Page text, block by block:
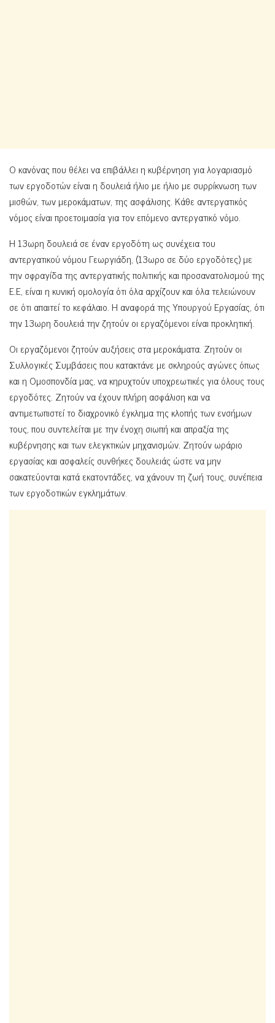
Ο κανόνας που θέλει να επιβάλλει η κυβέρνηση για λογαριασμό
των εργοδοτών είναι η δουλειά ήλιο με ήλιο με συρρίκνωση των
μισθών, των μεροκάματων, της ασφάλισης. Κάθε αντεργατικός
νόμος είναι προετοιμασία για τον επόμενο αντεργατικό νόμο.
Η 13ωρη δουλειά σε έναν εργοδότη ως συνέχεια του
αντεργατικού νόμου Γεωργιάδη, (13ωρο σε δύο εργοδότες) με
την σφραγίδα της αντεργατικής πολιτικής και προσανατολισμού της
Ε.Ε, είναι η κυνική ομολογία ότι όλα αρχίζουν και όλα τελειώνουν
σε ότι απαιτεί το κεφάλαιο. Η αναφορά της Υπουργού Εργασίας, ότι
την 13ωρη δουλειά την ζητούν οι εργαζόμενοι είναι προκλητική.
Οι εργαζόμενοι ζητούν αυξήσεις στα μεροκάματα. Ζητούν οι
Συλλογικές Συμβάσεις που κατακτάνε με σκληρούς αγώνες όπως
και η Ομοσπονδία μας, να κηρυχτούν υποχρεωτικές για όλους τους
εργοδότες. Ζητούν να έχουν πλήρη ασφάλιση και να
αντιμετωπιστεί το διαχρονικό έγκλημα της κλοπής των ενσήμων
τους, που συντελείται με την ένοχη σιωπή και απραξία της
κυβέρνησης και των ελεγκτικών μηχανισμών. Ζητούν ωράριο
εργασίας και ασφαλείς συνθήκες δουλειάς ώστε να μην
σακατεύονται κατά εκατοντάδες, να χάνουν τη ζωή τους, συνέπεια
των εργοδοτικών εγκλημάτων.